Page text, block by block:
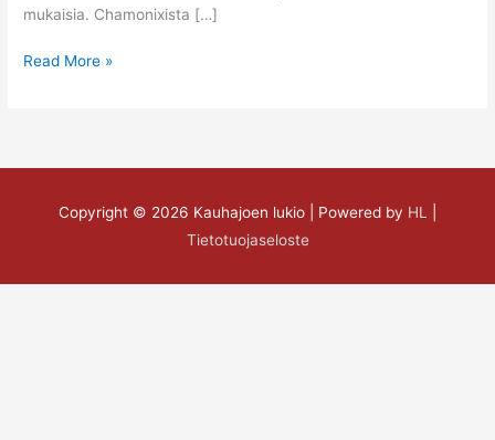
mukaisia. Chamonixista […]
Read More »
Copyright © 2026 Kauhajoen lukio | Powered by HL
Tietotuojaseloste